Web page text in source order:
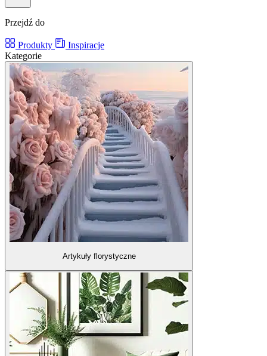
Przejdź do
Produkty
Inspiracje
Kategorie
Artykuły florystyczne